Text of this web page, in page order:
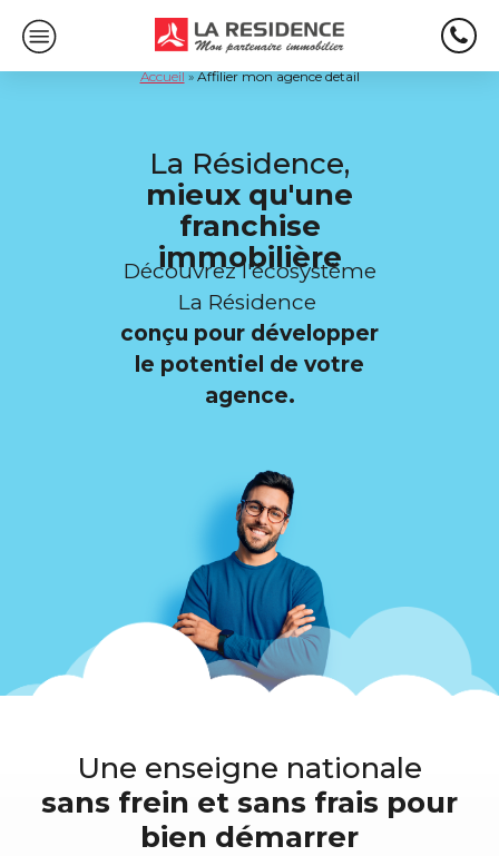
Accueil»Affilier mon agence detail
La Résidence,
mieux qu'une
franchise
immobilière
Découvrez l'écosystème
La Résidence
conçu pour développer
le potentiel de votre
agence.
Une enseigne nationale
sans frein et sans frais pour
bien démarrer